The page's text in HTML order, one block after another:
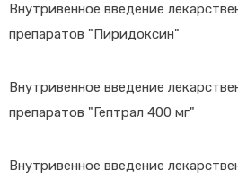
Внутривенное введение
препаратов "Пиридоксин"
Внутривенное введение
препаратов "Гептрал 400 мг"
Внутривенное введение